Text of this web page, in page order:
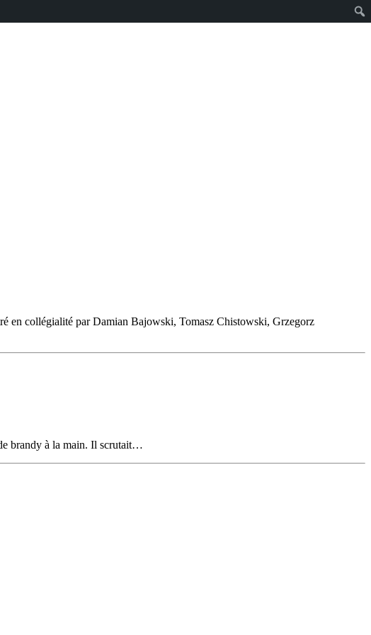
en collégialité par Damian Bajowski, Tomasz Chistowski, Grzegorz
brandy à la main. Il scrutait…